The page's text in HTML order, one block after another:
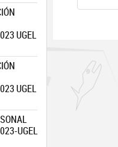
UGEL
UGEL
UGEL